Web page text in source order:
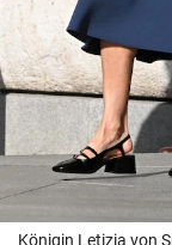
Königin Letizia von